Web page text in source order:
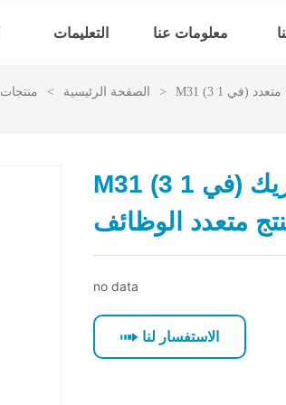
التعليمات معلومات عنا
الصفحة الرئيسية > منتجات >
M31 (3 في 1) الجلوكوز وحمض اليوريك والكوليسترول منتج متعدد
M31 (3 في 1) الجلوكوز وحمض اليوريك
متعدد الوظائف
no data
الاستفسار لنا